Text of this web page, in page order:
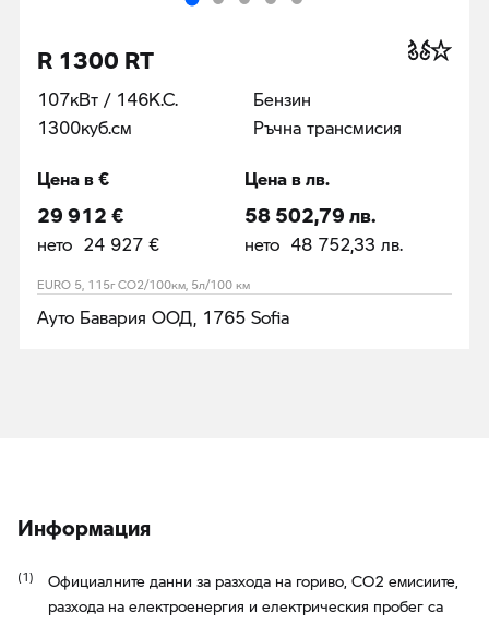
R 1300 RT
107кВт / 146К.С.
1300куб.cм
Бензин
Ръчна трансмисия
Цена в €
29 912 €
нето 24 927 €
Цена в лв.
58 502,79 лв.
нето 48 752,33 лв.
EURO 5, 115г CO2/100км, 5л/100 км
Ауто Бавария ООД, 1765 Sofia
Информация
Официалните данни за разхода на гориво, CO2 емисиите,
разхода на електроенергия и електрическия пробег са